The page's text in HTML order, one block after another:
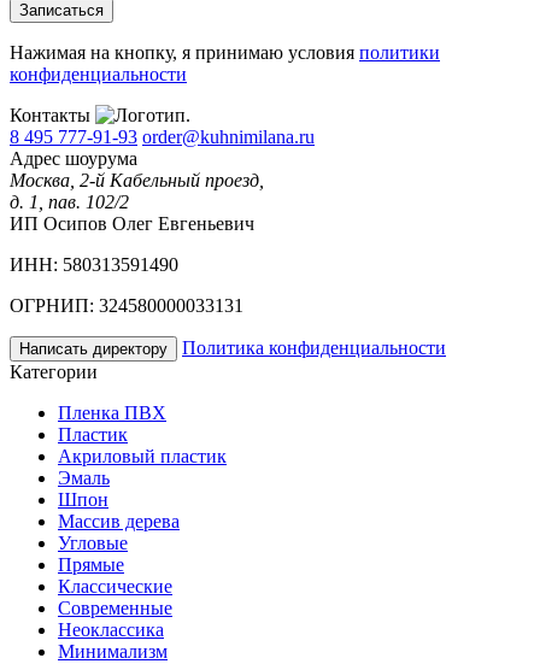
Записаться
Нажимая на кнопку, я принимаю условия политики
конфиденциальности
Контакты
8 495 777-91-93 order@kuhnimilana.ru
Адрес шоурума
Москва, 2-й Кабельный проезд,
д. 1, пав. 102/2
ИП Осипов Олег Евгеньевич
ИНН: 580313591490
ОГРНИП: 324580000033131
Написать директору
Политика конфиденциальности
Категории
Пленка ПВХ
Пластик
Акриловый пластик
Эмаль
Шпон
Массив дерева
Угловые
Прямые
Классические
Современные
Неоклассика
Минимализм